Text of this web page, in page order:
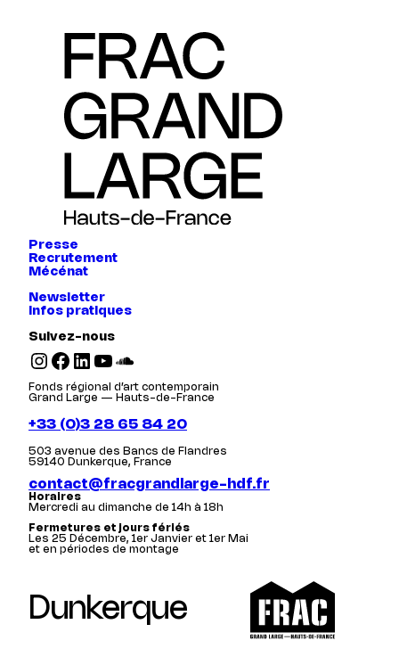
Presse
Recrutement
Mécénat
Newsletter
Infos pratiques
Suivez-nous
Instagram Facebook LinkedIn YouTube SoundCloud
Fonds régional d’art contemporain
Grand Large — Hauts-de-France
+33 (0)3 28 65 84 20
503 avenue des Bancs de Flandres
59140 Dunkerque, France
contact@fracgrandlarge-hdf.fr
Horaires
Mercredi au dimanche de 14h à 18h
Fermetures et jours fériés
Les 25 Décembre, 1er Janvier et 1er Mai
et en périodes de montage
Dunkerque